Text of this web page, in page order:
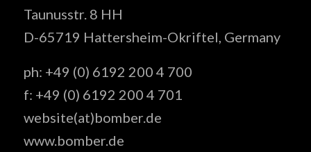
Taunusstr. 8 HH
D-65719 Hattersheim-Okriftel, Germany
ph: +49 (0) 6192 200 4 700
f: +49 (0) 6192 200 4 701
website(at)bomber.de
www.bomber.de